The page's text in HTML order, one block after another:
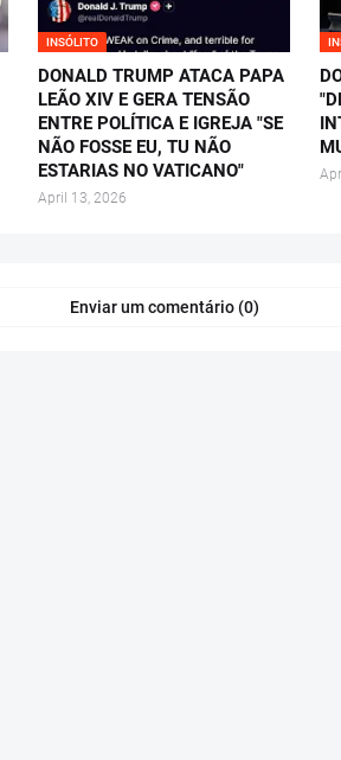
INSÓLITO
DONALD TRUMP ATACA PAPA
LEÃO XIV E GERA TENSÃO
ENTRE POLÍTICA E IGREJA "SE
NÃO FOSSE EU, TU NÃO
ESTARIAS NO VATICANO"
April 13, 2026
Enviar um comentário (0)